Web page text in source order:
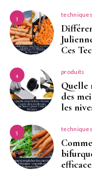
3 techniques
Ces
4 produits
Quelle
des
les
5 techniques